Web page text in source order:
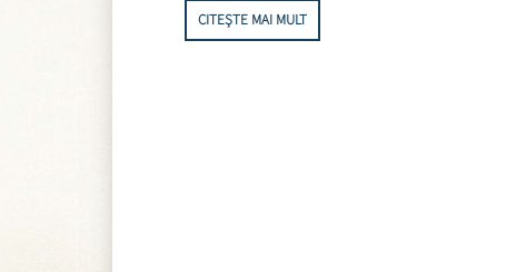
CITEȘTE MAI MULT